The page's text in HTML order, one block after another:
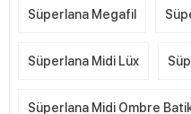
Süperlana Megafil
Süperlana Midi Lüx
Süperlana Midi Ombre